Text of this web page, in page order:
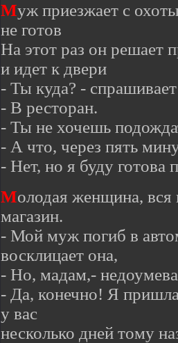
Муж приезжает с
не готов
На этот раз он решает
и идет к двери
- Ты куда? -
- В ресторан.
- Ты не хочешь
- А что, через пять
- Нет, но я буду готова
Молодая женщина, вся
магазин.
- Мой муж погиб в
восклицает она,
- Но, мадам,-
- Да, конечно! Я
у вас
несколько дней тому